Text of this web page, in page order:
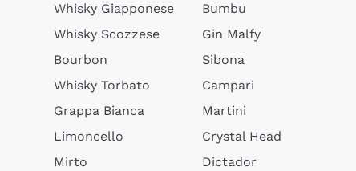
Whisky Giapponese
Whisky Scozzese
Bourbon
Whisky Torbato
Grappa Bianca
Limoncello
Mirto
Bumbu
Gin Malfy
Sibona
Campari
Martini
Crystal Head
Dictador